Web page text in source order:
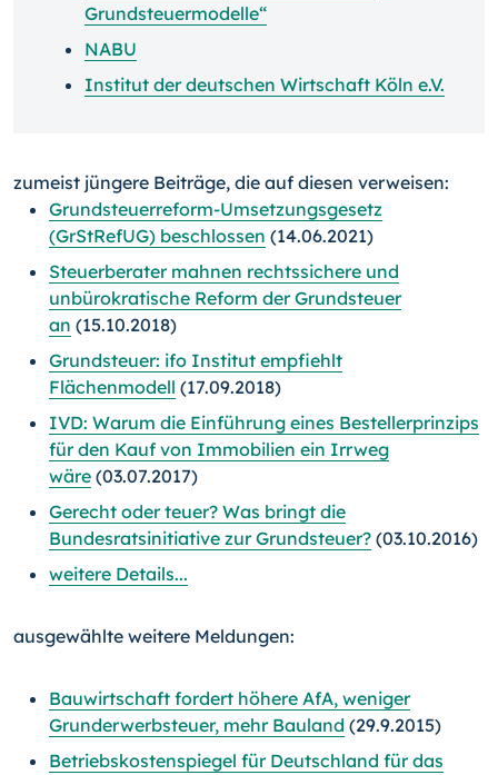
Grundsteuermodelle“
NABU
Institut der deutschen Wirtschaft Köln e.V.
zumeist jüngere Beiträge, die auf diesen verweisen:
Grundsteuerreform-Umsetzungsgesetz
(GrStRefUG) beschlossen (14.06.2021)
Steuerberater mahnen rechtssichere und
unbürokratische Reform der Grundsteuer
an (15.10.2018)
Grundsteuer: ifo Institut empfiehlt
Flächenmodell (17.09.2018)
IVD: Warum die Einführung eines Bestellerprinzips
für den Kauf von Immobilien ein Irrweg
wäre (03.07.2017)
Gerecht oder teuer? Was bringt die
Bundesratsinitiative zur Grundsteuer? (03.10.2016)
weitere Details...
ausgewählte weitere Meldungen:
Bauwirtschaft fordert höhere AfA, weniger
Grunderwerbsteuer, mehr Bauland (29.9.2015)
Betriebskostenspiegel für Deutschland für das